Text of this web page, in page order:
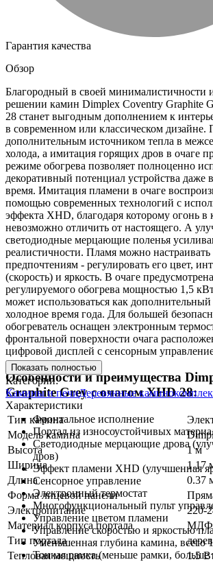
Гарантия качества
Обзор
Благородный в своей минималистичности
решении камин Dimplex Coventry Graphite
28 станет выгодным дополнением к
в современном или классическом дизайне.
дополнительным источником тепла в
холода, а имитация горящих дров в очаге
режиме обогрева позволяет полноценно
декоративный потенциал устройства даже
время. Имитация пламени в очаге
помощью современных технологий с
эффекта XHD, благодаря которому огонь в
невозможно отличить от настоящего. А
светодиодные мерцающие поленья
реалистичности. Пламя можно
предпочтениям - регулировать его цвет,
(скорость) и яркость. В очаге
регулируемого обогрева мощностью 1,5
может использоваться как
холодное время года. Для большей
обогреватель оснащен электронным
фронтальной поверхности очага
цифровой дисплей с сенсорным
Особенности и преимущества
Graphite Grey с очагом XHD 28:
Фронтальное исполнение
Портал из износоустойчивых
Светодиодные мерцающие дрова
дров)
Эффект пламени XHD (улучшенная
Сенсорное управление
Электронный термостат
Многофункциональный пульт
Управление цветом пламени
Управление скоростью и яркостью
Уменьшенная глубина камина, всего
Тонкая рамка (меньше рамки, больше
Показать полностью
Категории:
Камины и печиДеревянные
Характеристики
Тип камина
Модель камина
Высота
1 м
Ширина
1.17
Длина
0.37
Форма лицевой панели
Электропитание
220-
Материал корпуса портала
МДФ
Тип портала
Тепловая мощность
1.5